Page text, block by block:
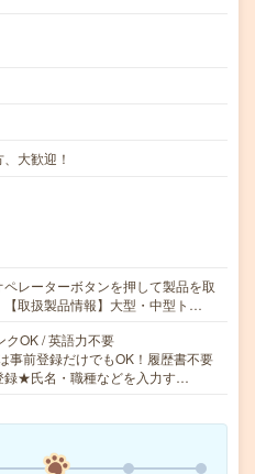
大歓迎！
レーターボタンを押して製品を取
【取扱製品情報】大型・中型ト…
クOK / 英語力不要
事前登録だけでもOK！履歴書不要
録★氏名・職種などを入力す…